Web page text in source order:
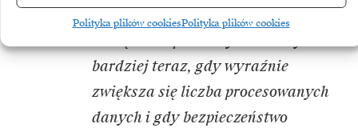
Polityka plików cookiesPolityka plików cookies
latach pomogą optymalizować pracę
bardziej teraz, gdy wyraźnie
zwiększa się liczba procesowanych
danych i gdy bezpieczeństwo